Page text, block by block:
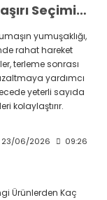
Yaz Aylarında Çocuk İç Çamaşırı Seçimi: Terleme, Hassas Cilt ve Günlük Değişim Önerileri
yumuşaklığı,
rahat hareket
terleme sonrası
yardımcı
yeterli sayıda
kolaylaştırır.
23/06/2026 09:26